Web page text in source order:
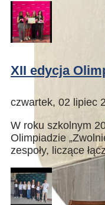
XII edycja
czwartek, 02 lipiec
W roku szkolnym
Olimpiadzie
zespoły, liczące